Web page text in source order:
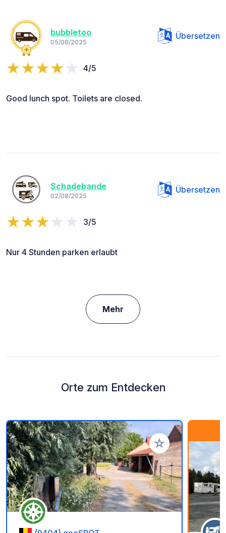
bubbletoo
05/08/2025
Übersetzen
4/5
Good lunch spot. Toilets are closed.
Schadebande
02/08/2025
Übersetzen
3/5
Nur 4 Stunden parken erlaubt
Mehr
Orte zum Entdecken
Zu Ihren Favoriten